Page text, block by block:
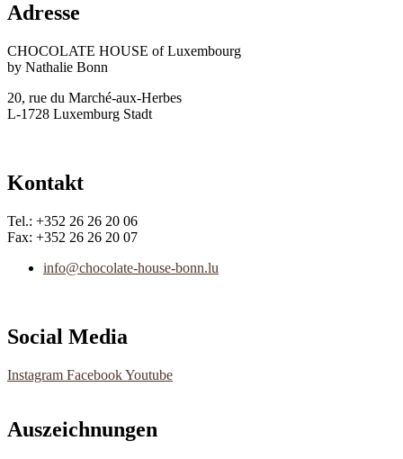
Adresse
CHOCOLATE HOUSE of Luxembourg
by Nathalie Bonn
20, rue du Marché-aux-Herbes
L-1728 Luxemburg Stadt
Kontakt
Tel.: +352 26 26 20 06
Fax: +352 26 26 20 07
info@chocolate-house-bonn.lu
Social Media
Instagram FacebookYoutube
Auszeichnungen